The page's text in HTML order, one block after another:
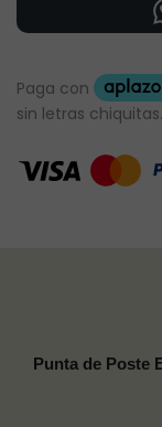
Punta de Poste